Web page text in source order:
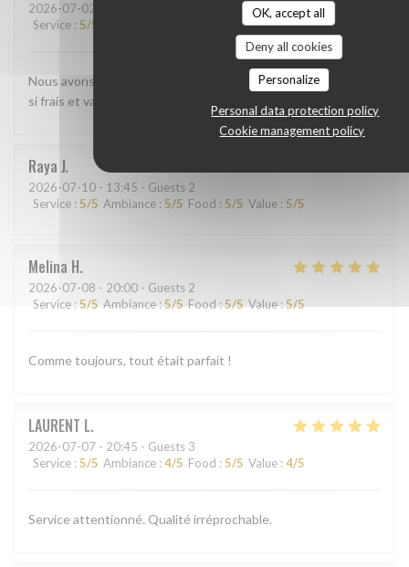
OK, accept all
Deny all cookies
Personalize
Personal data protection policy
Cookie management policy
2026-07-02
Service : 5/5 /5 Value:5/5
Nous avons beaucoup aimé le shashimi Akasaka. Les poissons
si frais et variés étaient absolument délicieux
Raya J
2026-07-10 - 13:45 - Guests 2
Service : 5/5 Ambiance : 5/5 Food : 5/5 Value : 5/5
Melina H
2026-07-08 - 20:00 - Guests 2
Service : 5/5 Ambiance: 5/5 Food: 5/5 Value: 5/5
Comme toujours, tout était parfait !
LAURENT L
2026-07-07 - 20:45 - Guests 3
Service : 5/5 Ambiance : 4/5 Food : 5/5 Value : 4/5
Service attentionné. Qualité irréprochable.